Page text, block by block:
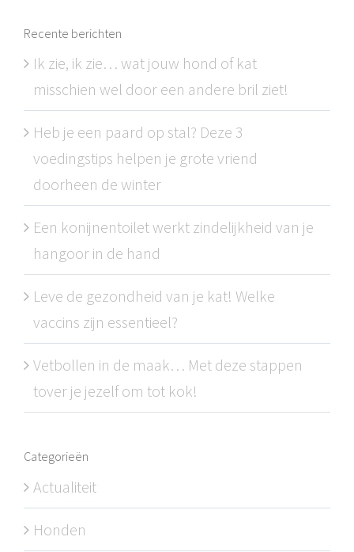
Recente berichten
Ik zie, ik zie… wat jouw hond of kat
misschien wel door een andere bril ziet!
Heb je een paard op stal? Deze 3
voedingstips helpen je grote vriend
doorheen de winter
Een konijnentoilet werkt zindelijkheid van je
hangoor in de hand
Leve de gezondheid van je kat! Welke
vaccins zijn essentieel?
Vetbollen in de maak… Met deze stappen
tover je jezelf om tot kok!
Categorieën
Actualiteit
Honden